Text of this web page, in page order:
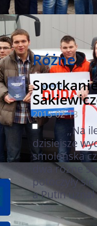
Różne
2015-02-13
,,Na ile
dzisiejsze
smoleńska
dwa różne
potoczyły
a Putin